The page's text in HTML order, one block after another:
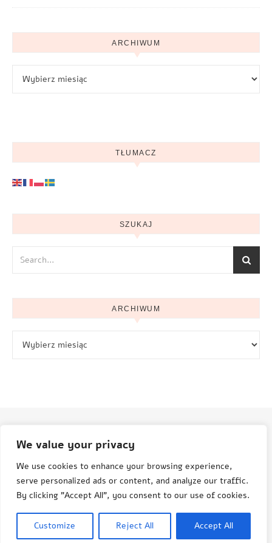
We value your privacy
We use cookies to enhance your browsing experience,
serve personalized ads or content, and analyze our traffic.
By clicking "Accept All", you consent to our use of cookies.
Customize Reject All Accept All
ARCHIWUM
TŁUMACZ
SZUKAJ
ARCHIWUM
© Aneta Grenda Życie i podróże
© Aneta Grenda, Życie i Podróże, 2015-2025
Savona Theme byOptima Themes